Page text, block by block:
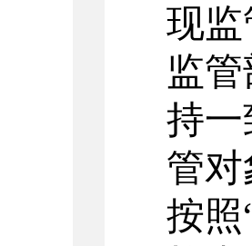
现
监
持
管
按照